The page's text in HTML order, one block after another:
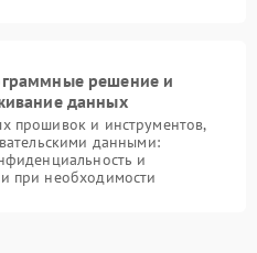
решение и
данных
прошивок и инструментов,
данными:
и
при необходимости